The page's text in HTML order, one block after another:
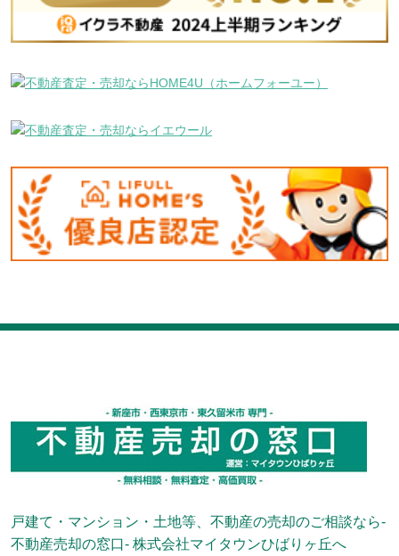
戸建て・マンション・土地等、不動産の売却のご相談なら-
不動産売却の窓口- 株式会社マイタウンひばりヶ丘へ